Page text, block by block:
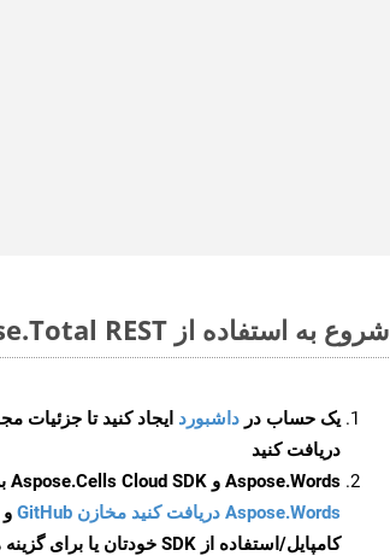
شروع به استفاده از Aspose.Total REST برای CSV to PDFA کنید
یک حساب در داشبورد
دریافت کنید
Aspose.Words و Aspose.Cells Cloud SDK برای کد منبع C++ را از
Aspose.Words دریافت کنید مخازن GitHub
و
کامپایل/استفاده از SDK خودتان یا برای گزینه های دانلود جایگزین به